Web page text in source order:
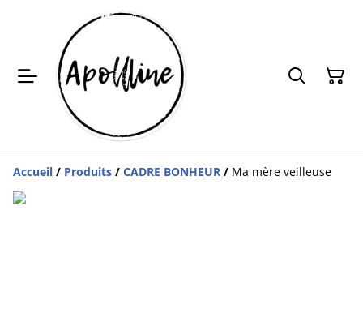
Accueil / Produits / CADRE BONHEUR / Ma mère veilleuse